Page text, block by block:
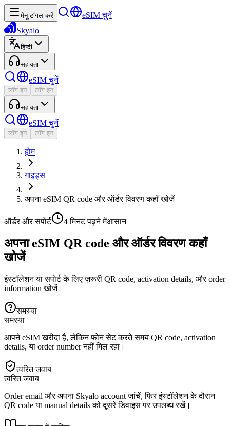
मेनू टॉगल करें
eSIM चुनें
Skyalo
हिन्दी
सहायता
eSIM चुनें
लॉग इन लॉग इन
सहायता
eSIM चुनें
लॉग इन लॉग इन
होम
गाइड्स
अपना eSIM QR code और ऑर्डर विवरण कहाँ खोजें
ऑर्डर और सपोर्ट 4 मिनट पढ़ने मेंआसान
अपना eSIM QR code और ऑर्डर विवरण कहाँ
खोजें
इंस्टॉलेशन या सपोर्ट के लिए ज़रूरी QR code, activation details, और order
information खोजें।
समस्या
समस्या
आपने eSIM खरीदा है, लेकिन फोन सेट करते समय QR code, activation
details, या order number नहीं मिल रहा।
त्वरित जवाब
त्वरित जवाब
Order email और अपना Skyalo account जांचें, फिर इंस्टॉलेशन के दौरान
QR code या manual details को दूसरे डिवाइस पर उपलब्ध रखें।